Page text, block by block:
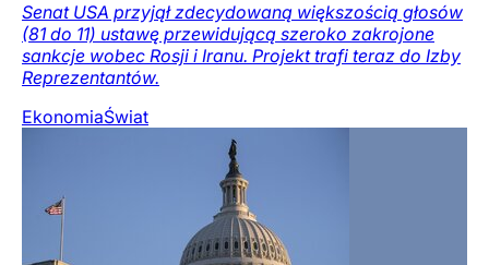
Senat USA przyjął zdecydowaną większością głosów
(81 do 11) ustawę przewidującą szeroko zakrojone
sankcje wobec Rosji i Iranu. Projekt trafi teraz do Izby
Reprezentantów.
EkonomiaŚwiat